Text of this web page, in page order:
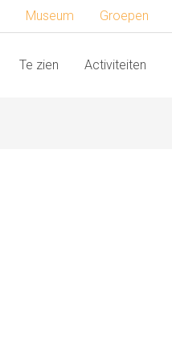
Museum Groepen
Te zien Activiteiten